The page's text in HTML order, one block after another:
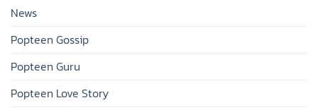
News
Popteen Gossip
Popteen Guru
Popteen Love Story